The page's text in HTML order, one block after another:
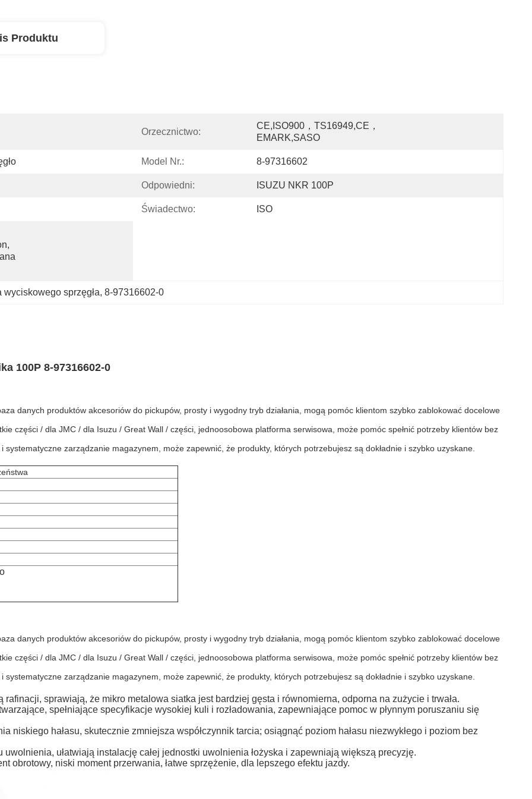
Produktu
Orzecznictwo:
CE,ISO900，TS16949,CE，
EMARK,SASO
Model Nr.: 8-97316602
Odpowiedni: ISUZU NKR 100P
Świadectwo: ISO
wyciskowego sprzęgła, 8-97316602-0
100P 8-97316602-0
danych produktów akcesoriów do pickupów, prosty i wygodny tryb działania, mogą pomóc klientom szybko zablokować docelowe
części / dla JMC / dla Isuzu / Great Wall / części, jednoosobowa platforma serwisowa, może pomóc spełnić potrzeby klientów bez
systematyczne zarządzanie magazynem, może zapewnić, że produkty, których potrzebujesz są dokładnie i szybko uzyskane.
danych produktów akcesoriów do pickupów, prosty i wygodny tryb działania, mogą pomóc klientom szybko zablokować docelowe
części / dla JMC / dla Isuzu / Great Wall / części, jednoosobowa platforma serwisowa, może pomóc spełnić potrzeby klientów bez
systematyczne zarządzanie magazynem, może zapewnić, że produkty, których potrzebujesz są dokładnie i szybko uzyskane.
sprawiają, że mikro metalowa siatka jest bardziej gęsta i równomierna, odporna na zużycie i trwała.
spełniające specyfikacje wysokiej kuli i rozładowania, zapewniające pomoc w płynnym poruszaniu się
niskiego hałasu, skutecznie zmniejsza współczynnik tarcia; osiągnąć poziom hałasu niezwykłego i poziom bez
ułatwiają instalację całej jednostki uwolnienia łożyska i zapewniają większą precyzję.
obrotowy, niski moment przerwania, łatwe sprzężenie, dla lepszego efektu jazdy.